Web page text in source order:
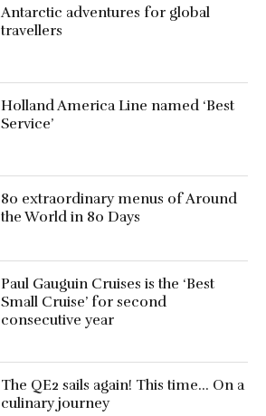
Antarctic adventures for global
travellers
Holland America Line named ‘Best
Service’
80 extraordinary menus of Around
the World in 80 Days
Paul Gauguin Cruises is the ‘Best
Small Cruise’ for second
consecutive year
The QE2 sails again! This time… On a
culinary journey